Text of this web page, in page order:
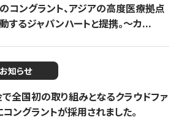
コングラント、アジアの高度医療拠点
するジャパンハートと提携。〜カ...
お知らせ
全国初の取り組みとなるクラウドファ
ングラントが採用されました。